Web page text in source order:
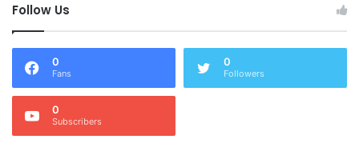
Follow Us
0
Fans
0
Followers
0
Subscribers